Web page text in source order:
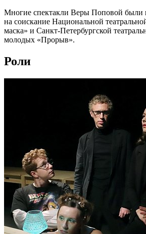
Многие спектакли Веры Поповой
на соискание Национальной
маска» и Санкт-Петербургской
молодых «Прорыв».
Роли